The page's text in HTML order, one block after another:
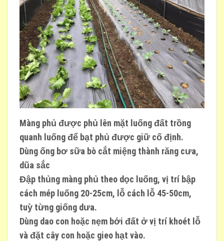
Màng phủ được phủ lên mặt luống đất trồng
quanh luống để bạt phủ được giữ cố định.
Dùng ống bơ sữa bò cắt miệng thành răng cưa,
dũa sắc
Đập thủng màng phủ theo dọc luống, vị trí bập
cách mép luống 20-25cm, lỗ cách lỗ 45-50cm,
tuỳ từng giống dưa.
Dùng dao con hoặc nẹm bới đất ở vị trí khoét lỗ
và đặt cây con hoặc gieo hạt vào.